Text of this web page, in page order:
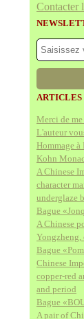
Contacter
ARTICLES
Merci de
L'auteur
Hommage
Kohn
A Chinese
character
underglaze
Bague
A Chinese
Yongzheng,
Bague
Chinese
copper-red
and period
Bague
A pair of